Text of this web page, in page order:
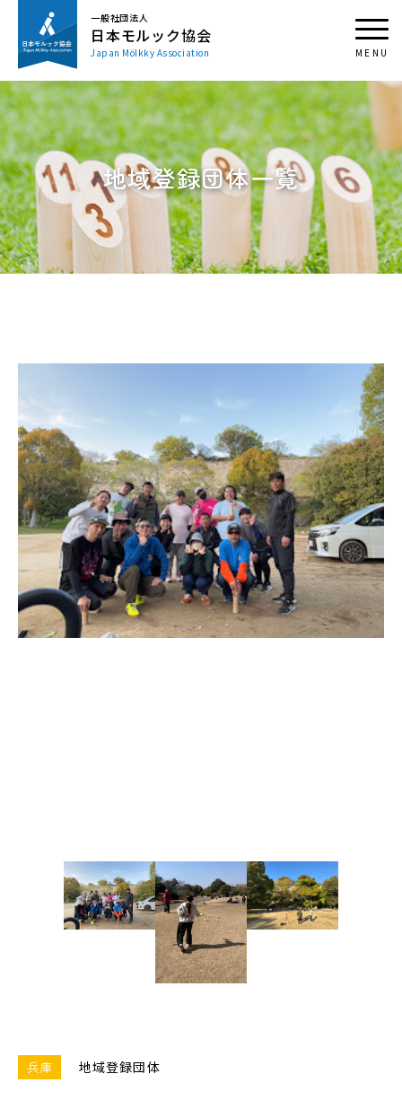
一般社団法人
日本モルック協会
Japan Mölkky Association
地域登録団体一覧
兵庫 地域登録団体